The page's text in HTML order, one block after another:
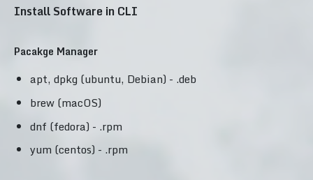
Install Software in CLI
Pacakge Manager
apt, dpkg (ubuntu, Debian) - .deb
brew (macOS)
dnf (fedora) - .rpm
yum (centos) - .rpm